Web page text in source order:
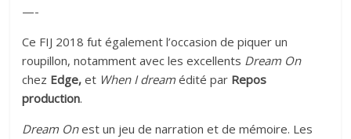
—-
Ce FIJ 2018 fut également l’occasion de piquer un
roupillon, notamment avec les excellents Dream On
chez Edge, et When I dream édité par Repos
production.
Dream Onest un jeu de narration et de mémoire. Les